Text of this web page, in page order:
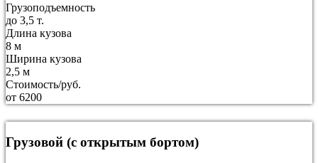
Грузоподъемность
до 3,5 т.
Длина кузова
8 м
Ширина кузова
2,5 м
Стоимость/руб.
от 6200
Грузовой (с открытым бортом)